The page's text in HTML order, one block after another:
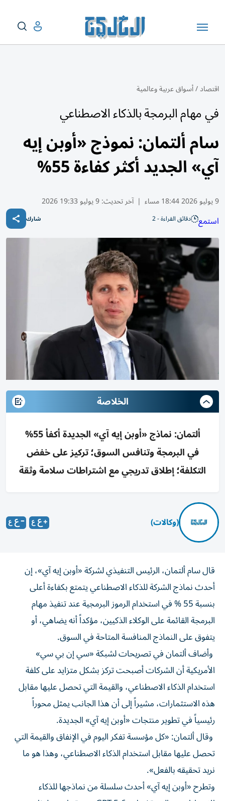
اقتصاد/أسواق عربية وعالمية
في مهام البرمجة بالذكاء الاصطناعي
سام ألتمان: نموذج «أوبن إيه
آي» الجديد أكثر كفاءة 55%
9 يوليو 2026 18:44 مساء | آخر تحديث:9 يوليو 19:33 2026
استمع دقائق القراءة - 2 شارك
الخلاصة
ألتمان: نماذج «أوبن إيه آي» الجديدة أكفأ 55%
في البرمجة وتنافس السوق؛ تركيز على خفض
التكلفة؛ إطلاق تدريجي مع اشتراطات سلامة وثقة
(وكالات)
قال سام ألتمان، الرئيس التنفيذي لشركة «أوبن إيه آي»، إن
أحدث نماذج الشركة للذكاء الاصطناعي يتمتع بكفاءة أعلى
بنسبة 55 % في استخدام الرموز البرمجية عند تنفيذ مهام
البرمجة القائمة على الوكلاء الذكيين، مؤكداً أنه يضاهي، أو
يتفوق على النماذج المنافسة المتاحة في السوق.
وأضاف ألتمان في تصريحات لشبكة «سي إن بي سي»
الأمريكية أن الشركات أصبحت تركز بشكل متزايد على كلفة
استخدام الذكاء الاصطناعي، والقيمة التي تحصل عليها مقابل
هذه الاستثمارات، مشيراً إلى أن هذا الجانب يمثل محوراً
رئيسياً في تطوير منتجات «أوبن إيه آي» الجديدة.
وقال ألتمان: «كل مؤسسة تفكر اليوم في الإنفاق والقيمة التي
تحصل عليها مقابل استخدام الذكاء الاصطناعي، وهذا هو ما
نريد تحقيقه بالفعل».
وتطرح «أوبن إيه آي» أحدث سلسلة من نماذجها للذكاء